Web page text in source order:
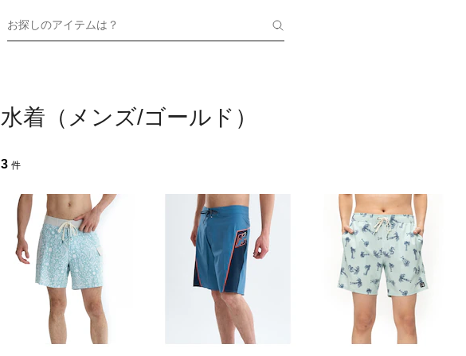
お探しのアイテムは？
水着（メンズ/ゴールド）
3 件